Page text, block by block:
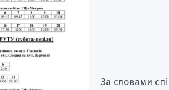
За словами